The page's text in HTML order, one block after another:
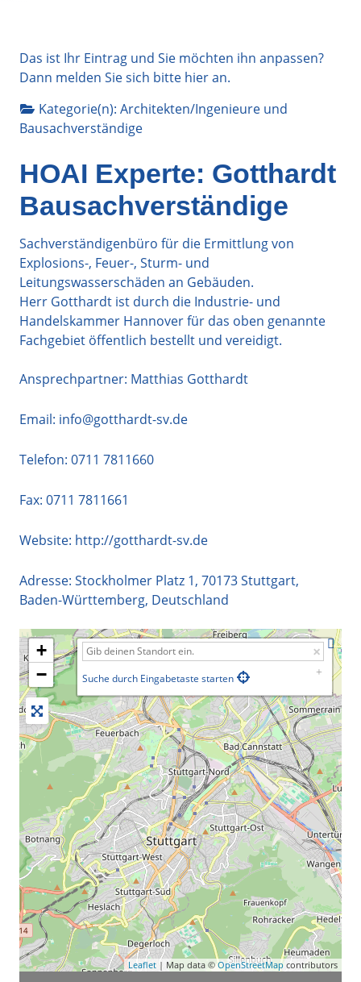
Das ist Ihr Eintrag und Sie möchten ihn anpassen?
Dann melden Sie sich bitte hieran.
Kategorie(n): Architekten/Ingenieure und
Bausachverständige
HOAI Experte: Gotthardt
Bausachverständige
Sachverständigenbüro für die Ermittlung von
Explosions-, Feuer-, Sturm- und
Leitungswasserschäden an Gebäuden.
Herr Gotthardt ist durch die Industrie- und
Handelskammer Hannover für das oben genannte
Fachgebiet öffentlich bestellt und vereidigt.
Ansprechpartner: Matthias Gotthardt
Email: info@gotthardt-sv.de
Telefon: 0711 7811660
Fax: 0711 7811661
Website: http://gotthardt-sv.de
Adresse: Stockholmer Platz 1, 70173Stuttgart,
Baden-Württemberg, Deutschland
+
−
Suche durch Eingabetaste starten
Leaflet | Map data ©OpenStreetMap contributors